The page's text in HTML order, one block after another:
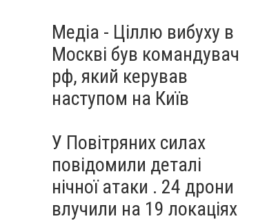
Медіа - Ціллю вибуху в
Москві був командувач
рф, який керував
наступом на Київ
У Повітряних силах
повідомили деталі
нічної атаки . 24 дрони
влучили на 19 локаціях